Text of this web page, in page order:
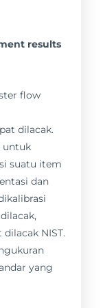
results
flow
dilacak.
untuk
suatu item
dan
NIST.
yang